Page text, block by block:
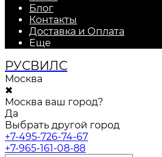
Блог
Контакты
Доставка и Оплата
Еще
РУСВИЛС
Москва
✖
Москва ваш город?
Да
Выбрать другой город
+7-495-726-74-67
+7-965-161-08-88